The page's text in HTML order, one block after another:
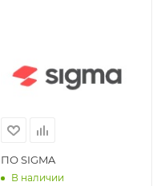
ПО SIGMA
В наличии